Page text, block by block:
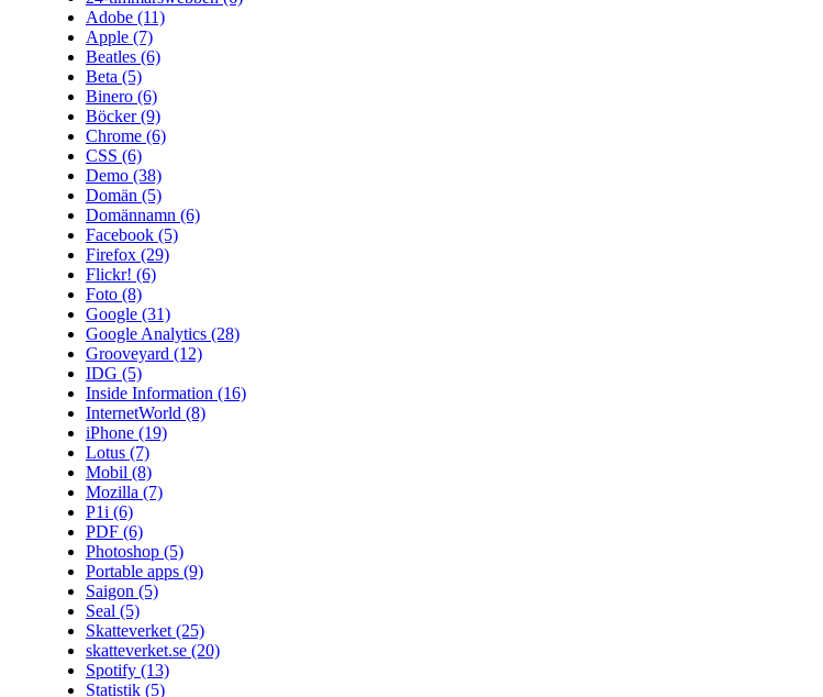
Adobe (11)
Apple (7)
Beatles (6)
Beta (5)
Binero (6)
Böcker(9)
Chrome (6)
CSS (6)
Demo (38)
Domän (5)
Domännamn (6)
Facebook (5)
Firefox (29)
Flickr! (6)
Foto (8)
Google (31)
Google Analytics (28)
Grooveyard (12)
IDG (5)
Inside Information (16)
InternetWorld (8)
iPhone (19)
Lotus (7)
Mobil (8)
Mozilla (7)
P1i (6)
PDF (6)
Photoshop (5)
Portable apps (9)
Saigon (5)
Seal (5)
Skatteverket (25)
skatteverket.se (20)
Spotify (13)
Statistik (5)